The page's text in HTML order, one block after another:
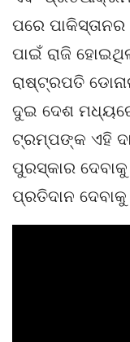
ପରେ
ପାଇଁ ରାଜି
ରାଷ୍ଟ୍ରପତି
ଦୁଇ ଦେଶ
ଟ୍ରମ୍ପଙ୍କ ଏହି
ପୁରସ୍କାର
ପ୍ରତିଦାନ ଦେବାକୁ